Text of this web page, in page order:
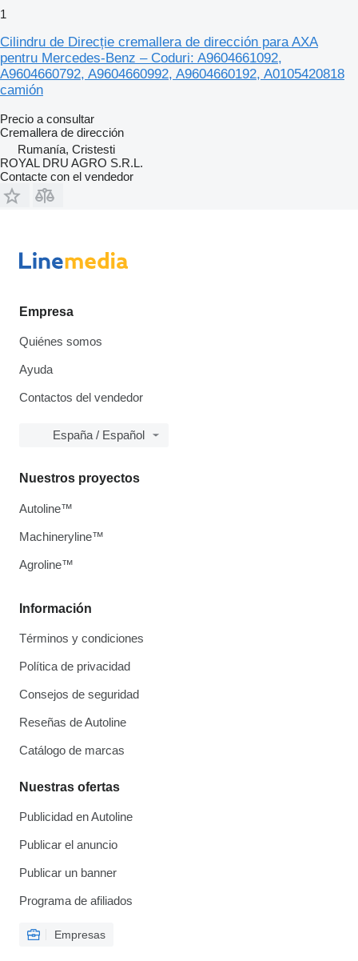
1
Cilindru de Direcție cremallera de dirección para AXA
pentru Mercedes-Benz – Coduri: A9604661092,
A9604660792, A9604660992, A9604660192, A0105420818
camión
Precio a consultar
Cremallera de dirección
Rumanía, Cristesti
ROYAL DRU AGRO S.R.L.
Contacte con el vendedor
Empresa
Quiénes somos
Ayuda
Contactos del vendedor
España / Español
Información
Términos y condiciones
Política de privacidad
Consejos de seguridad
Reseñas de Autoline
Catálogo de marcas
Nuestras ofertas
Publicidad en Autoline
Publicar el anuncio
Publicar un banner
Programa de afiliados
Empresas
Nuestros proyectos
Autoline™
Machineryline™
Agroline™